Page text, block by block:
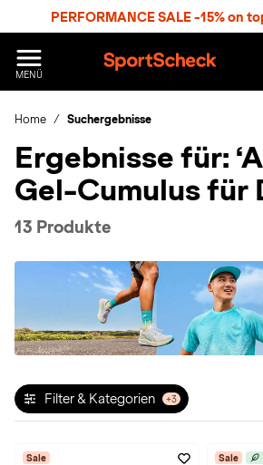
PERFORMANCE SALE -15% on
MENÜ
p
r
S
h
c
Home Suchergebnisse
Ergebnisse für:
Gel-Cumulus für
13 Produkte
Filter & Kategorien +3
Sale Sale